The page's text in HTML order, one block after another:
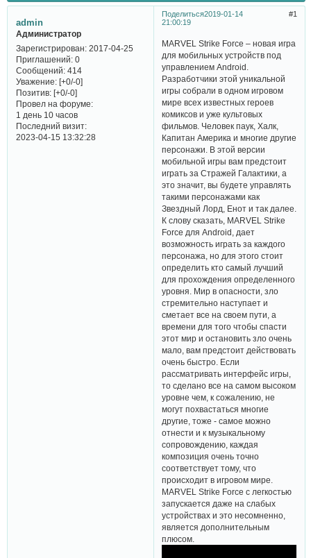
Поделиться 1
2019-01-14
21:00:19
admin
Администратор
Зарегистрирован: 2017-04-25
Приглашений:0
Сообщений:414
Уважение: [+0/-0]
Позитив: [+0/-0]
Провел на форуме:
1 день 10 часов
Последний визит:
2023-04-15 13:32:28
MARVEL Strike Force – новая игра
для мобильных устройств под
управлением Android.
Разработчики этой уникальной
игры собрали в одном игровом
мире всех известных героев
комиксов и уже культовых
фильмов. Человек паук, Халк,
Капитан Америка и многие другие
персонажи. В этой версии
мобильной игры вам предстоит
играть за Стражей Галактики, а
это значит, вы будете управлять
такими персонажами как
Звездный Лорд, Енот и так далее.
К слову сказать, MARVEL Strike
Force для Android, дает
возможность играть за каждого
персонажа, но для этого стоит
определить кто самый лучший
для прохождения определенного
уровня. Мир в опасности, зло
стремительно наступает и
сметает все на своем пути, а
времени для того чтобы спасти
этот мир и остановить зло очень
мало, вам предстоит действовать
очень быстро. Если
рассматривать интерфейс игры,
то сделано все на самом высоком
уровне чем, к сожалению, не
могут похвастаться многие
другие, тоже - самое можно
отнести и к музыкальному
сопровождению, каждая
композиция очень точно
соответствует тому, что
происходит в игровом мире.
MARVEL Strike Force с легкостью
запускается даже на слабых
устройствах и это несомненно,
является дополнительным
плюсом.